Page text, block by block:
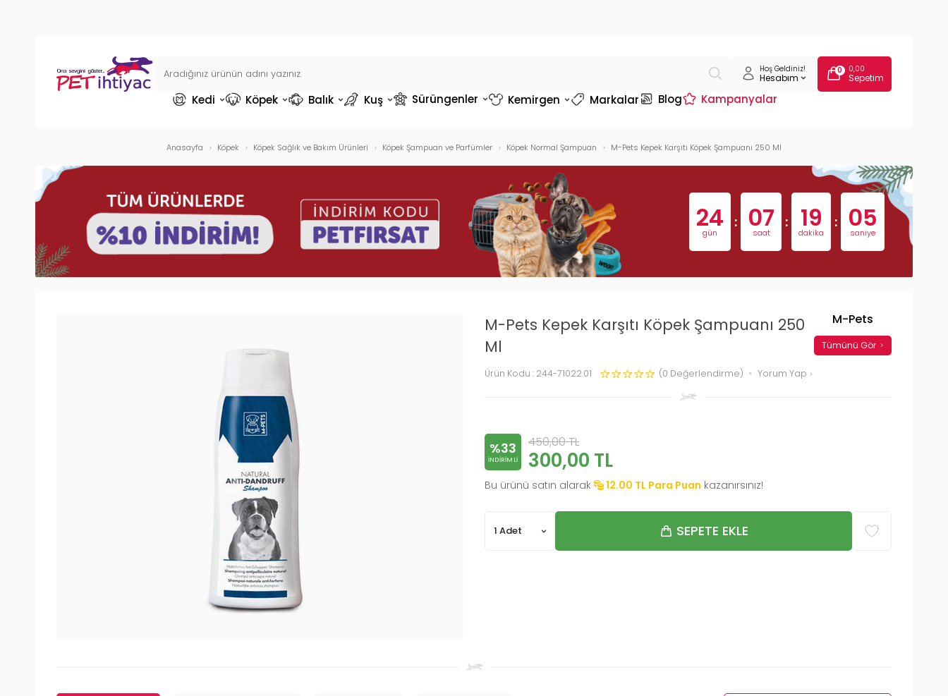
Hoş Geldiniz!
Hesabım
0 0,00
Sepetim
Kedi Köpek Balık Kuş Sürüngenler Kemirgen Markalar Blog Kampanyalar
Anasayfa Köpek Köpek Sağlık ve Bakım Ürünleri Köpek Şampuan ve Parfümler Köpek Normal Şampuan M-Pets Kepek Karşıtı Köpek Şampuanı 250 Ml
24
gün
: 07
saat
: 19
dakika
: 04
saniye
M-Pets Kepek Karşıtı Köpek Şampuanı 250
Ml
Ürün Kodu : 244-71022.01 (0 Değerlendirme) Yorum Yap
M-Pets
Tümünü Gör
%33
INDIRIMLI
450,00TL
300,00 TL
Bu ürünü satın alarak 12.00 TL Para Puan kazanırsınız!
SEPETE EKLE